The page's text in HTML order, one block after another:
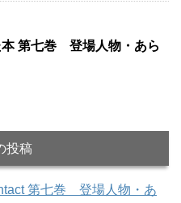
本 第七巻 登場人物・あら
投稿
第七巻 登場人物・あ